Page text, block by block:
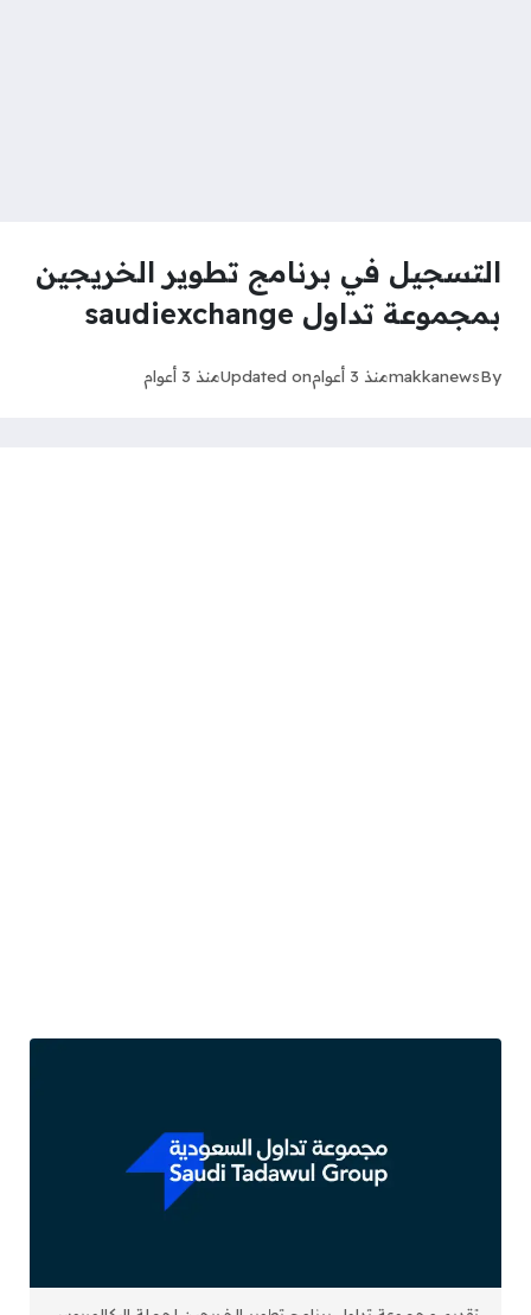
التسجيل في برنامج تطوير الخريجين
بمجموعة تداول saudiexchange
By
makkanewsمنذ 3 أعوام Updated onمنذ 3 أعوام